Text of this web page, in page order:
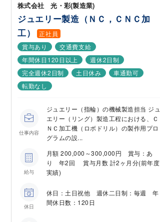
株式会社 光・彩(製造業)
ジュエリー製造（ＮＣ，ＣＮＣ加
工）
正社員
賞与あり
交通費支給
年間休日120日以上
週休2日制
完全週休2日制
土日休み
車通勤可
転勤なし
仕事内容
ジュエリー（指輪）の機械製造担当 ジュ
エリー（リング）製造工程における、Ｃ
ＮＣ加工機（ロボドリル）の製作用プロ
グラムの設...
給与
月額 200,000～300,000円 賞与：あ
り 年2回 賞与月数 計2ヶ月分(前年度
実績)
休日
休日：土日祝他 週休二日制：毎週 年
間休日数：120日